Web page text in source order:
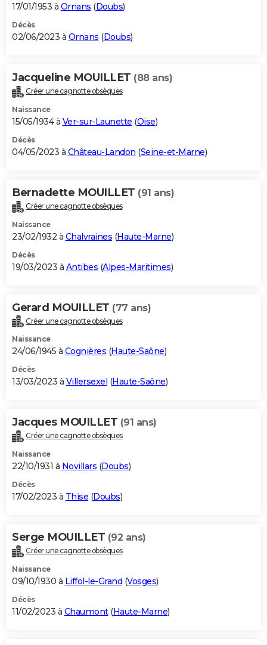
17/01/1953 à Ornans (Doubs)
Décès
02/06/2023 à Ornans (Doubs)
Jacqueline MOUILLET (88 ans)
Créer une cagnotte obsèques
Naissance
15/05/1934 à Ver-sur-Launette (Oise)
Décès
04/05/2023 à Château-Landon (Seine-et-Marne)
Bernadette MOUILLET (91 ans)
Créer une cagnotte obsèques
Naissance
23/02/1932 à Chalvraines (Haute-Marne)
Décès
19/03/2023 à Antibes (Alpes-Maritimes)
Gerard MOUILLET (77 ans)
Créer une cagnotte obsèques
Naissance
24/06/1945 à Cognières (Haute-Saône)
Décès
13/03/2023 à Villersexel (Haute-Saône)
Jacques MOUILLET (91 ans)
Créer une cagnotte obsèques
Naissance
22/10/1931 à Novillars (Doubs)
Décès
17/02/2023 à Thise (Doubs)
Serge MOUILLET (92 ans)
Créer une cagnotte obsèques
Naissance
09/10/1930 à Liffol-le-Grand (Vosges)
Décès
11/02/2023 à Chaumont(Haute-Marne)